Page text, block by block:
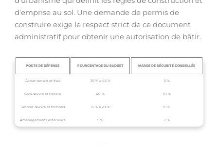
d’emprise au sol. Une demande de permis de
construire exige le respect strict de ce document
administratif pour obtenir une autorisation de bâtir.
POSTE DE DÉPENSE POURCENTAGE DU BUDGET MARGE DE SÉCURITÉ CONSEILLÉE
Achat terrain et frais 35 % à 45 % 5 %
Gros œuvre et toiture 40 % 10 %
Second œuvre et finitions 15 % à 20 % 15 %
Aménagements extérieurs 5 % 2 %